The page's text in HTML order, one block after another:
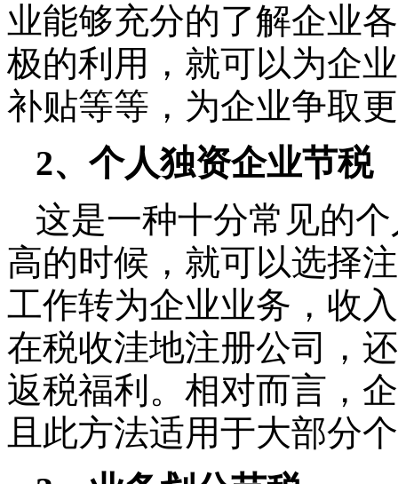
业能够充分的了解企业
极的利用，就可以为企
补贴等等，为企业争取
2、个人独资企业节税
这是一种十分常见的
高的时候，就可以选择
工作转为企业业务，收
在税收洼地注册公司，
返税福利。相对而言，
且此方法适用于大部分